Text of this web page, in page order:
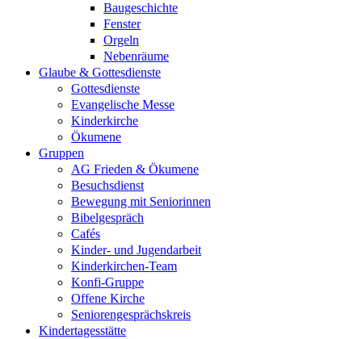
Baugeschichte
Fenster
Orgeln
Nebenräume
Glaube & Gottesdienste
Gottesdienste
Evangelische Messe
Kinderkirche
Ökumene
Gruppen
AG Frieden & Ökumene
Besuchsdienst
Bewegung mit Seniorinnen
Bibelgespräch
Cafés
Kinder- und Jugendarbeit
Kinderkirchen-Team
Konfi-Gruppe
Offene Kirche
Seniorengesprächskreis
Kindertagesstätte